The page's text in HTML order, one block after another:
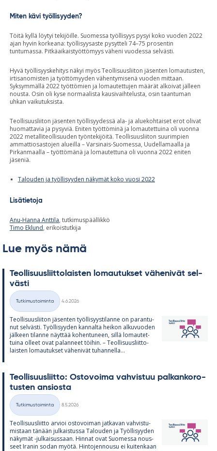
Miten kävi työllisyyden?
Töitä kyllä löytyi tekijöille. Suomessa työllisyys pysyi koko vuoden 2022
ajan hyvin korkeana: työllisyysaste pysytteli 74–75 prosentin
tuntumassa. Pitkäaikaistyöttömyys väheni vuodessa selvästi.
Hyvä työllisyyskehitys näkyi myös Teollisuusliiton jäsenten lomautusten,
irtisanomisten ja työttömyyden vähentymisenä vuoden mittaan.
Syksymmällä 2022 työttömien ja lomautettujen määrät alkoivat jälleen
nousta. Osin oli kyse normaalista kausivaihtelusta, osin taantuman
uhkan vaikutuksista.
Teollisuusliiton jäsenten työllisyydessä ala- ja aluekohtaiset erot olivat
huomattavia ja pysyviä. Eniten työttöminä ja lomautettuina oli vuonna
2022 metalliteollisuuden työntekijöitä. Teollisuusliiton suurimpien
ammattiosastojen alueilla – Varsinais-Suomessa, Uudellamaalla ja
Pirkanmaalla – työttömänä ja lomautettuna oli vuonna 2022 eniten
jäseniä.
Talouden ja työllisyyden näkymät koko vuosi 2022
Lisätietoja
Anu-Hanna Anttila, tutkimuspäällikkö
Timo Eklund, erikoistutkija
Lue myös nämä
Teol­li­suus­liit­to­lais­ten lo­mau­tuk­set vä­he­ni­vät sel­
västi
Kategoriat
Tutkimustoiminta
4.6.2026
Teol­li­suus­lii­ton jä­sen­ten työl­li­syys­ti­lanne on pa­ran­tu­
nut sel­västi. Työl­li­syy­den kan­nalta hei­kon al­ku­vuo­den
jäl­keen ti­lanne näyt­tää ko­hen­tu­neen, sillä lo­mau­tet­
tuina ol­leet ovat pa­lan­neet töi­hin. – Teol­li­suus­liit­to­
lais­ten lo­mau­tuk­set vä­he­ni­vät tu­han­nella...
Teol­li­suus­liitto: Os­to­voima vah­vis­tuu pal­kan­ko­ro­
tus­ten an­siosta
Kategoriat
Tutkimustoiminta
8.5.2026
Teol­li­suus­liitto ar­vioi os­to­voi­man jat­ka­van vah­vis­tu­
mis­taan tä­nään jul­kais­tussa Ta­lou­den ja Työl­li­syy­den
nä­ky­mät -jul­kai­sus­saan. Hin­nat ovat Suo­messa nous­
seet Ira­nin so­dan myötä. Hin­to­jen­nousu ei kui­ten­kaan